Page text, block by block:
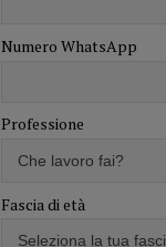
Numero WhatsApp
Professione
Fascia di età